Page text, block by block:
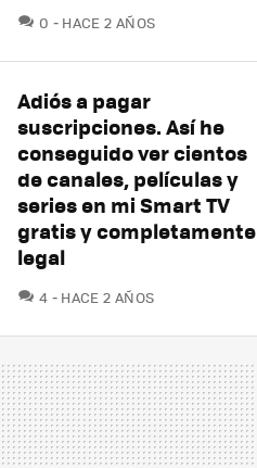
0 COMENTARIOS
HACE 2 AÑOS
Adiós a pagar
suscripciones. Así he
conseguido ver cientos
de canales, películas y
series en mi Smart TV
gratis y completamente
legal
4 COMENTARIOS
HACE 2 AÑOS